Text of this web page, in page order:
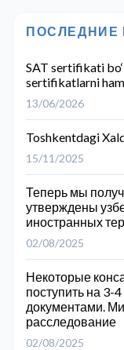
ПОСЛЕДНИЕ
SAT sertifikati
sertifikatlarni
13/06/2026
Toshkentdagi
15/11/2025
Теперь мы
утверждены
иностранных
02/08/2025
Некоторые
поступить на 3-
документами.
расследование
02/08/2025